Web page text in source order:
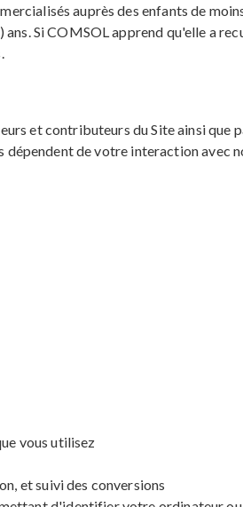
auprès des enfants de
ans. Si COMSOL apprend qu'elle a
et contributeurs du Site ainsi
de votre interaction avec
vous utilisez
et suivi des conversions